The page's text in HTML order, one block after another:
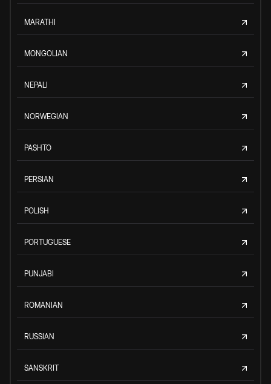
MARATHI
MONGOLIAN
NEPALI
NORWEGIAN
PASHTO
PERSIAN
POLISH
PORTUGUESE
PUNJABI
ROMANIAN
RUSSIAN
SANSKRIT